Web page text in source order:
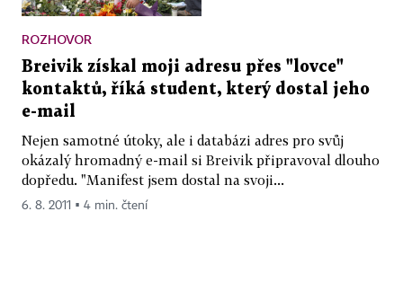
ROZHOVOR
Breivik získal moji adresu přes "lovce"
kontaktů, říká student, který dostal jeho
e-mail
Nejen samotné útoky, ale i databázi adres pro svůj
okázalý hromadný e-mail si Breivik připravoval dlouho
dopředu. "Manifest jsem dostal na svoji...
6. 8. 2011 ▪ 4 min. čtení